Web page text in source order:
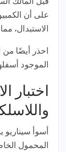
على أن
الاستبدال،
احذر أيضًا
الموجود
اختبار
أسوأ سيناريو
المحمول